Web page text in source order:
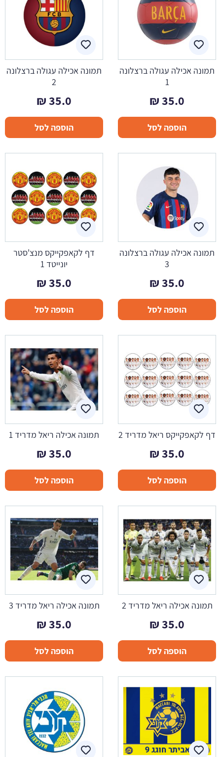
תמונה אכילה עגולה ברצלונה
1
35.0
₪
הוספה לסל
תמונה אכילה עגולה ברצלונה
2
35.0
₪
הוספה לסל
תמונה אכילה עגולה ברצלונה
3
35.0
₪
הוספה לסל
דף לקאפקייקס מנצ'סטר
יונייטד 1
35.0
₪
הוספה לסל
דף לקאפקייקס ריאל מדריד 2
35.0
₪
הוספה לסל
תמונה אכילה ריאל מדריד 1
35.0
₪
הוספה לסל
תמונה אכילה ריאל מדריד 2
35.0
₪
הוספה לסל
תמונה אכילה ריאל מדריד 3
35.0
₪
הוספה לסל